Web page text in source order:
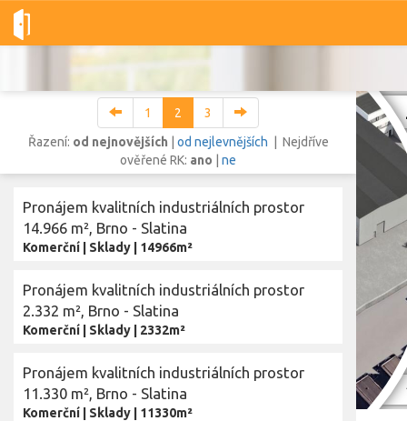
Dobré-nemovitosti.cz obec Brno, okres Brno-město,
Pozemky
Lokalita
Cena
1 2
3
Řazení: od nejnovějších od nejlevnějších | Nejdříve
ověřené RK: ano ne
Pronájem kvalitních industriálních prostor
14.966 m², Brno - Slatina
Komerční Sklady 14966m²
Pronájem kvalitních industriálních prostor
2.332 m², Brno - Slatina
Komerční Sklady 2332m²
Pronájem kvalitních industriálních prostor
11.330 m², Brno - Slatina
Komerční Sklady 11330m²